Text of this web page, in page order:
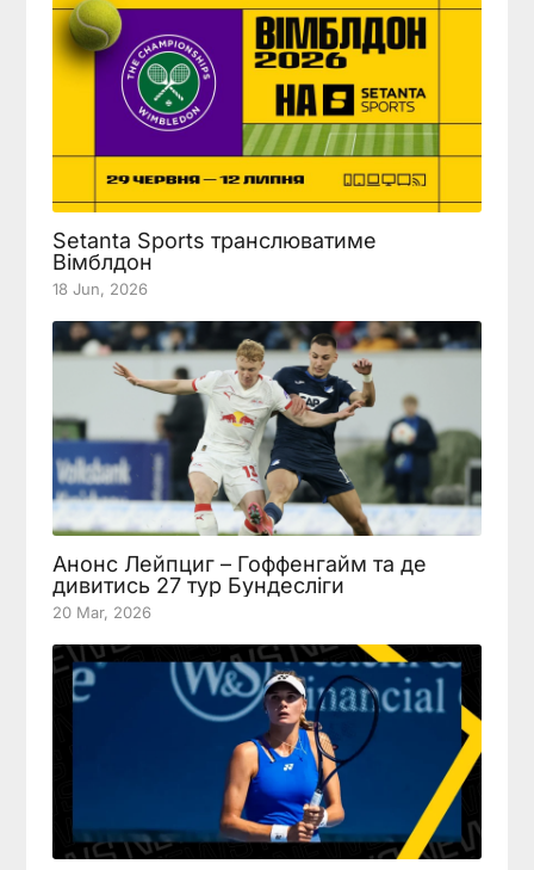
Setanta Sports транслюватиме
Вімблдон
18 Jun, 2026
Анонс Лейпциг – Гоффенгайм та де
дивитись 27 тур Бундесліги
20 Mar, 2026